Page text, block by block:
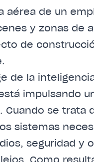
de la
impulsando
Cuando se trata
sistemas
seguridad y
Como